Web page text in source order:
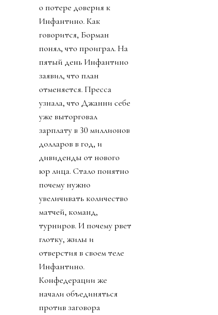
о потере доверия к
Инфантино. Как
говорится, Борман
понял, что проиграл. На
пятый день Инфантино
заявил, что план
отменяется. Пресса
узнала, что Джанни себе
уже выторговал
зарплату в 30 миллионов
долларов в год, и
дивиденды от нового
юр лица. Стало понятно
почему нужно
увеличивать количество
матчей, команд,
турниров. И почему рвет
глотку, жилы и
отверстия в своем теле
Инфантино.
Конфедерации же
начали объединяться
против заговора